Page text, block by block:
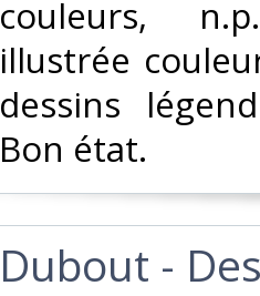
couleurs,
illustrée
dessins
Bon état. ‎
‎Dubout -